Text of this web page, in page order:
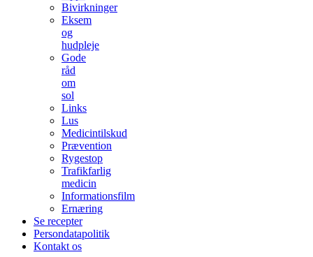
Bivirkninger
Eksem
og
hudpleje
Gode
råd
om
sol
Links
Lus
Medicintilskud
Prævention
Rygestop
Trafikfarlig
medicin
Informationsfilm
Ernæring
Se recepter
Persondatapolitik
Kontakt os